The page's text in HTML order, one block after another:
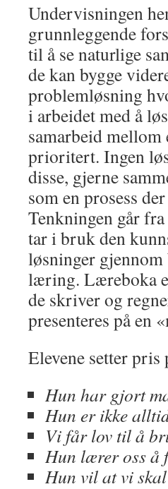
Undervisningen
grunnleggende
til å se naturlige
de kan bygge
problemløsning
i arbeidet med å
samarbeid
prioritert. Ingen
disse, gjerne
som en prosess
Tenkningen går
tar i bruk den
løsninger
læring. Læreboka
de skriver og
presenteres på en
Elevene setter pris
Hun har gjort
Hun er ikke
Vi får lov til å
Hun lærer oss å
Hun vil at vi skal